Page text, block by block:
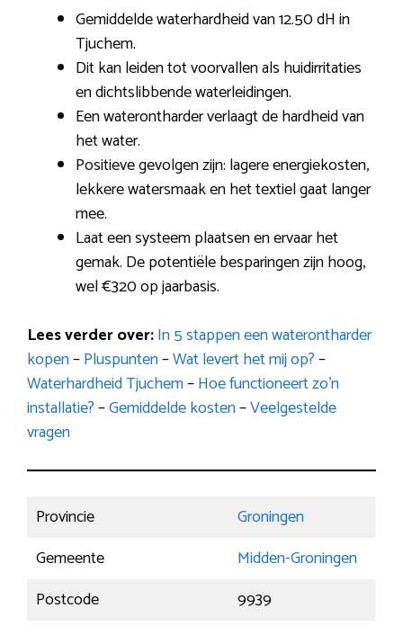
Gemiddelde waterhardheid van 12.50 dH in
Tjuchem.
Dit kan leiden tot voorvallen als huidirritaties
en dichtslibbende waterleidingen.
Een waterontharder verlaagt de hardheid van
het water.
Positieve gevolgen zijn: lagere energiekosten,
lekkere watersmaak en het textiel gaat langer
mee.
Laat een systeem plaatsen en ervaar het
gemak. De potentiële besparingen zijn hoog,
wel €320 op jaarbasis.
Lees verder over:In 5 stappen een waterontharder
kopen–Pluspunten–Wat levert het mij op?–
Waterhardheid Tjuchem–Hoe functioneert zo’n
installatie?–Gemiddelde kosten–Veelgestelde
vragen
Provincie
Groningen
Gemeente
Midden-Groningen
Postcode
9939